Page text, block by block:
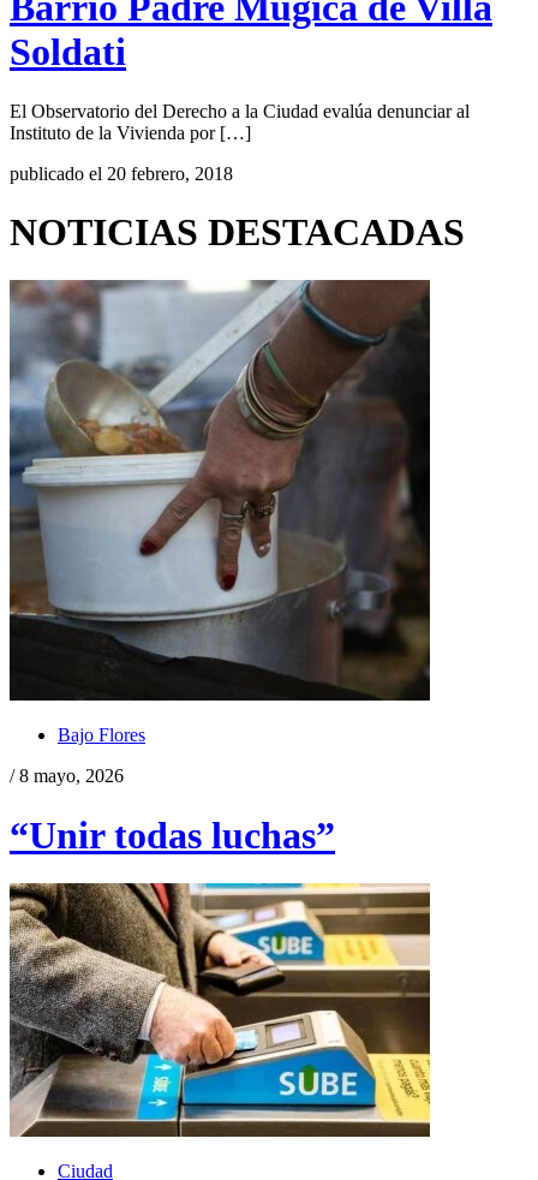
Soldati
El Observatorio del Derecho a la Ciudad evalúa denunciar al
Instituto de la Vivienda por […]
publicado el 20 febrero, 2018
NOTICIAS DESTACADAS
Bajo Flores
/ 8 mayo, 2026
“Unir todas luchas”
Ciudad